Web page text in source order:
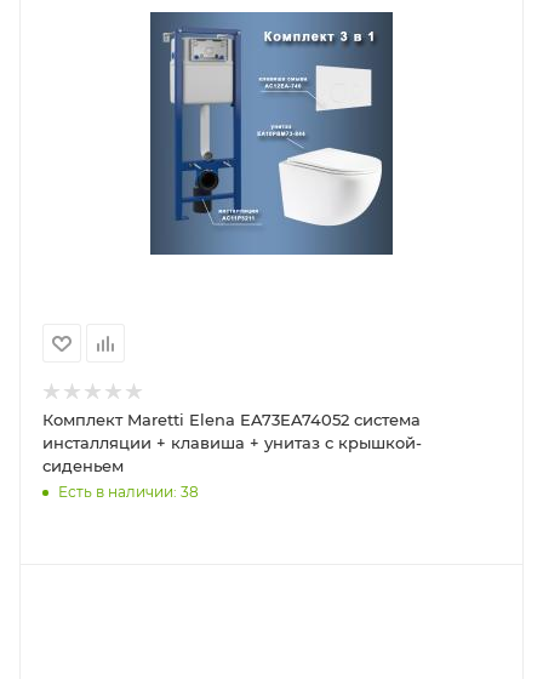
Комплект Maretti Elena EA73EA74052 система
инсталляции + клавиша + унитаз с крышкой-
сиденьем
Есть в наличии: 38